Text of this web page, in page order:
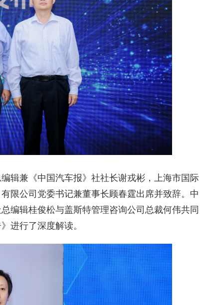
辑兼《中国汽车报》社社长谢戎彬，上海市国际
限公司党委书记兼董事长顾春霆出席并致辞。中
编辑桂俊松与盖斯特管理咨询公司总裁何伟共同
进行了深度解读。